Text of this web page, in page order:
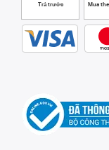
Trả trước Mua